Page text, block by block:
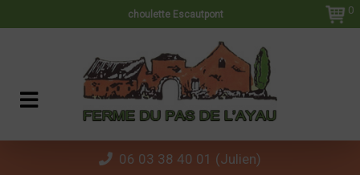
choulette Escautpont 0
06 03 38 40 01 (Julien)
Panneau de gestion des cookies